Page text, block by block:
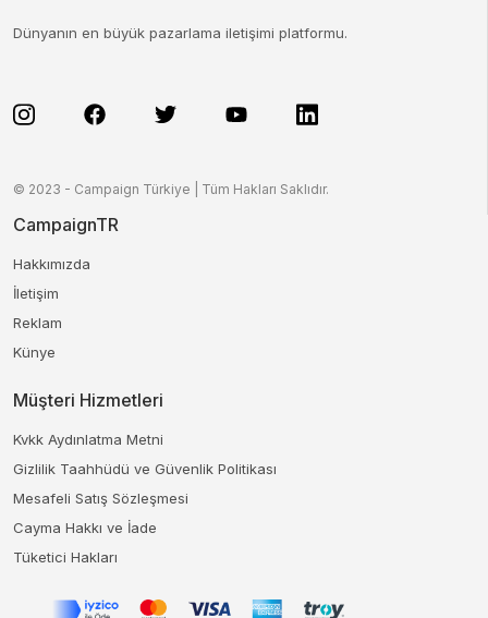
Dünyanın en büyük pazarlama iletişimi platformu.
© 2023 - Campaign Türkiye | Tüm Hakları Saklıdır.
CampaignTR
Hakkımızda
İletişim
Reklam
Künye
Müşteri Hizmetleri
Kvkk Aydınlatma Metni
Gizlilik Taahhüdü ve Güvenlik Politikası
Mesafeli Satış Sözleşmesi
Cayma Hakkı ve İade
Tüketici Hakları